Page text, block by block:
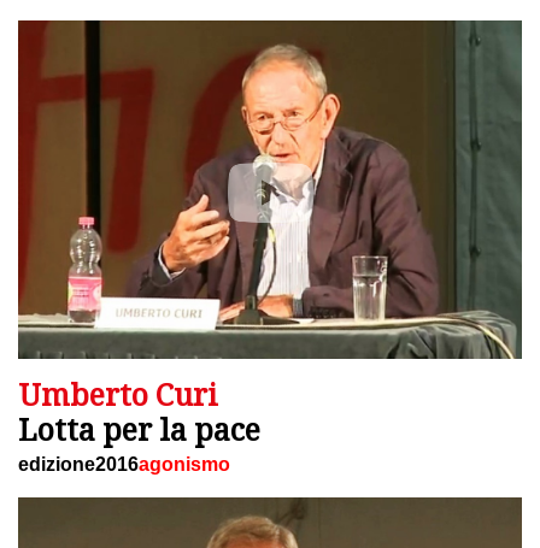
Umberto Curi
Lotta per la pace
edizione2016agonismo